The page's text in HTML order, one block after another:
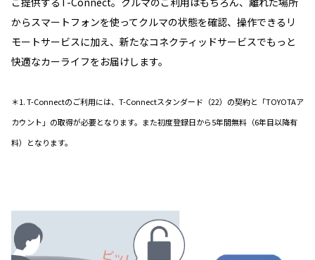
からスマートフォンを使ってクルマの状態を確認、操作できるリ
モートサービスに加え、新たなコネクティッドサービスでもっと
快適なカーライフをお届けします。
＊1. T-Connectのご利用には、T-Connectスタンダード（22）の契約と「TOYOTAア
カウント」の取得が必要となります。また初度登録日から5年間無料（6年目以降有
料）となります。